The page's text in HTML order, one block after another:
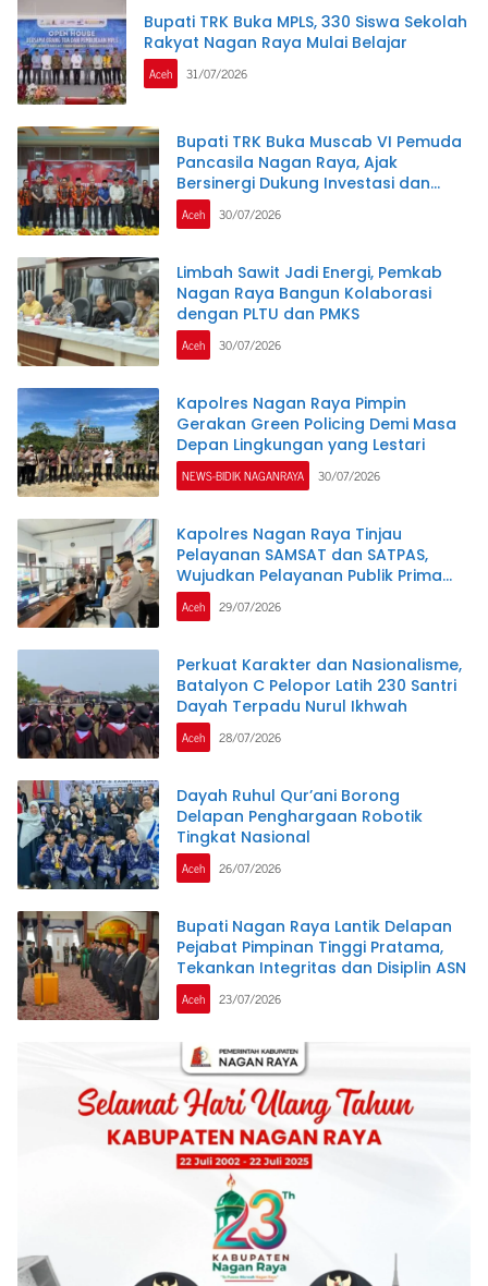
Bupati TRK Buka MPLS, 330 Siswa Sekolah
Rakyat Nagan Raya Mulai Belajar
Aceh 31/07/2026
Bupati TRK Buka Muscab VI Pemuda
Pancasila Nagan Raya, Ajak
Bersinergi Dukung Investasi dan
Pembangunan Daerah
Aceh 30/07/2026
Limbah Sawit Jadi Energi, Pemkab
Nagan Raya Bangun Kolaborasi
dengan PLTU dan PMKS
Aceh 30/07/2026
Kapolres Nagan Raya Pimpin
Gerakan Green Policing Demi Masa
Depan Lingkungan yang Lestari
NEWS-BIDIK NAGANRAYA 30/07/2026
Kapolres Nagan Raya Tinjau
Pelayanan SAMSAT dan SATPAS,
Wujudkan Pelayanan Publik Prima
Melalui Program Commander Wish
Kapolda Aceh
Aceh 29/07/2026
Perkuat Karakter dan Nasionalisme,
Batalyon C Pelopor Latih 230 Santri
Dayah Terpadu Nurul Ikhwah
Aceh 28/07/2026
Dayah Ruhul Qur’ani Borong
Delapan Penghargaan Robotik
Tingkat Nasional
Aceh 26/07/2026
Bupati Nagan Raya Lantik Delapan
Pejabat Pimpinan Tinggi Pratama,
Tekankan Integritas dan Disiplin ASN
Aceh 23/07/2026